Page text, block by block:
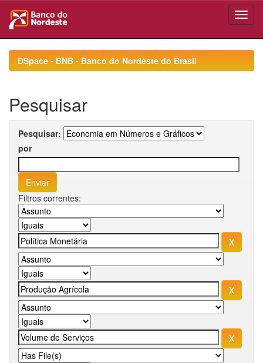
navigationDSpace - BNB - Banco do Nordeste do Brasil
Pesquisar
Pesquisar:
por
Filtros correntes: